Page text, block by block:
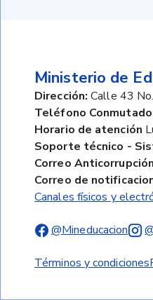
Ministerio de
Dirección: Calle 43
Teléfono
Horario de atención
Soporte técnico -
Correo
Correo de
Canales físicos y
@Mineducacion
Términos y condiciones